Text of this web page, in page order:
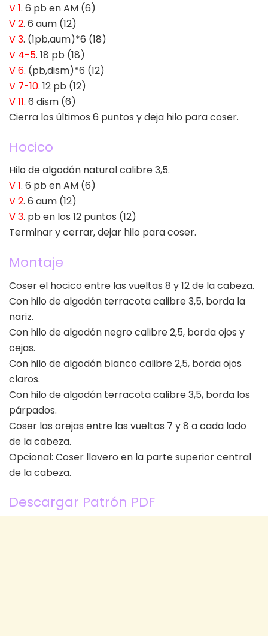
V 1. 6 pb en AM (6)
V 2. 6 aum (12)
V 3. (1pb,aum)*6 (18)
V 4-5. 18 pb (18)
V 6. (pb,dism)*6 (12)
V 7-10. 12 pb (12)
V 11. 6 dism (6)
Cierra los últimos 6 puntos y deja hilo para coser.
Hocico
Hilo de algodón natural calibre 3,5.
V 1. 6 pb en AM (6)
V 2. 6 aum (12)
V 3. pb en los 12 puntos (12)
Terminar y cerrar, dejar hilo para coser.
Montaje
Coser el hocico entre las vueltas 8 y 12 de la cabeza.
Con hilo de algodón terracota calibre 3,5, borda la
nariz.
Con hilo de algodón negro calibre 2,5, borda ojos y
cejas.
Con hilo de algodón blanco calibre 2,5, borda ojos
claros.
Con hilo de algodón terracota calibre 3,5, borda los
párpados.
Coser las orejas entre las vueltas 7 y 8 a cada lado
de la cabeza.
Opcional: Coser llavero en la parte superior central
de la cabeza.
Descargar Patrón PDF